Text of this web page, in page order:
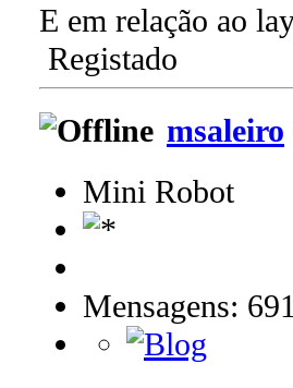
E em relação ao
Registado
msaleiro
Mini Robot
Mensagens: